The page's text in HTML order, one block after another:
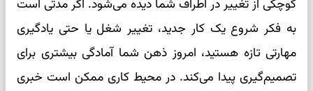
کوچکی از تغییر در اطراف شما دیده می‌شود. اگر مدتی است
به فکر شروع یک کار جدید، تغییر شغل یا حتی یادگیری
مهارتی تازه هستید، امروز ذهن شما آمادگی بیشتری برای
تصمیم‌گیری پیدا می‌کند. در محیط کاری ممکن است خبری